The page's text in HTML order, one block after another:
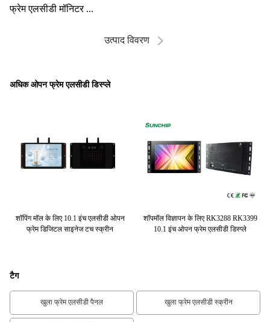
फ्रेम एलसीडी मॉनिटर ...
उत्पाद विवरण
अधिक ओपन फ्रेम एलसीडी डिस्प्ले
शॉपिंग मॉल के लिए 10.1 इंच एलसीडी ओपन
फ्रेम डिजिटल साइनेज टच स्क्रीन
शॉपमॉल विज्ञापन के लिए RK3288 RK3399
10.1 इंच ओपन फ्रेम एलसीडी डिस्प्ले
टैग
खुला फ्रेम एलसीडी पैनल खुला फ्रेम एलसीडी स्क्रीन